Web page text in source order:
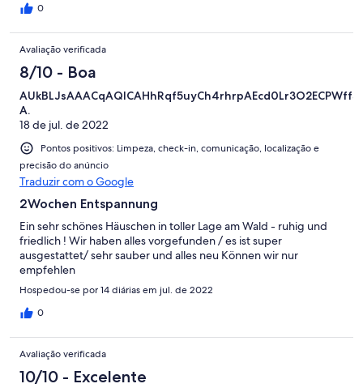
0
Avaliação verificada
8/10 - Boa
A.
18 de jul. de 2022
Pontos positivos: Limpeza, check-in, comunicação, localização e
precisão do anúncio
Traduzir com o Google
2Wochen Entspannung
Ein sehr schönes Häuschen in toller Lage am Wald - ruhig und
friedlich ! Wir haben alles vorgefunden / es ist super
ausgestattet/ sehr sauber und alles neu Können wir nur
empfehlen
Hospedou-se por 14 diárias em jul. de 2022
0
Avaliação verificada
10/10 - Excelente